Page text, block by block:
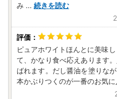
み ... 続きを読む
ピュアホワイトほんとに美味
て、かなり食べ応えあります
ばれます。だし醤油を塗りな
本かぶりつくのが一番のお気